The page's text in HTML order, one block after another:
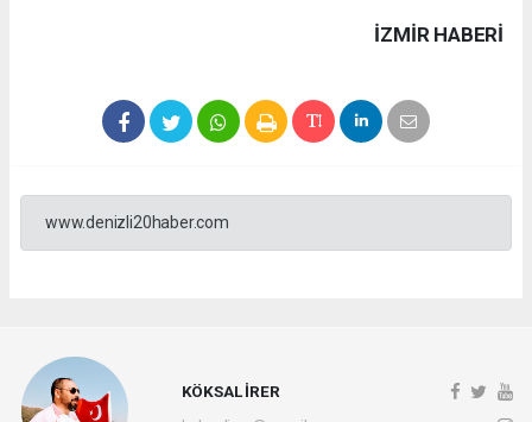
İZMIR HABERİ
www.denizli20haber.com
KÖKSAL İRER